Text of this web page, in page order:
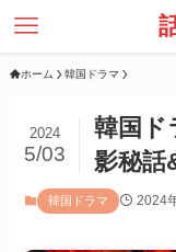
ホーム 韓国ドラマ
韓国ド
影秘話
2024
5/03
韓国ドラマ 2024